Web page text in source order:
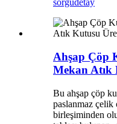
sorgudetay
Ahşap Çöp
Mekan Atık
Bu ahşap çöp
paslanmaz çelik
birleşiminden